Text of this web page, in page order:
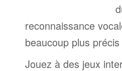
reconnaissance
beaucoup plus précis
Jouez à des jeux